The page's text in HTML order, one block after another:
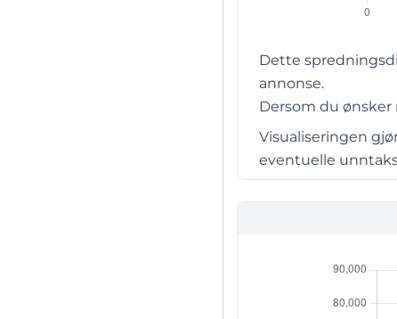
Dette
annonse.
Dersom du
Visualiseringen
eventuelle